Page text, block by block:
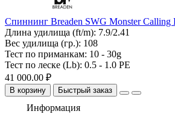
Спиннинг Breaden SWG Monster Calling
Длина удилища (ft/m): 7.9/2.41
Вес удилища (гр.): 108
Тест по приманкам: 10 - 30g
Тест по леске (Lb): 0.5 - 1.0 PE
41 000.00 ₽
В корзину Быстрый заказ
Информация